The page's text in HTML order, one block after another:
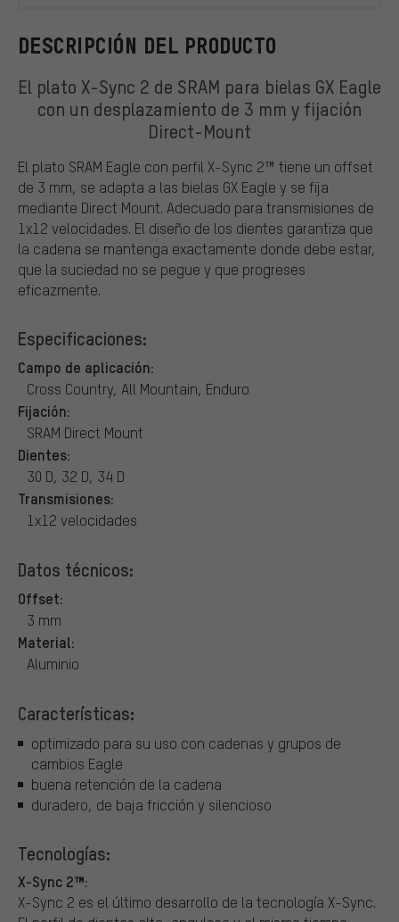
DESCRIPCIÓN DEL PRODUCTO
El plato X-Sync 2 de SRAM para bielas GX Eagle
con un desplazamiento de 3 mm y fijación
Direct-Mount
El plato SRAM Eagle con perfil X-Sync 2™ tiene un offset
de 3 mm, se adapta a las bielas GX Eagle y se fija
mediante Direct Mount. Adecuado para transmisiones de
1x12 velocidades. El diseño de los dientes garantiza que
la cadena se mantenga exactamente donde debe estar,
que la suciedad no se pegue y que progreses
eficazmente.
Especificaciones:
Campo de aplicación:
Cross Country, All Mountain, Enduro
Fijación:
SRAM Direct Mount
Dientes:
30 D, 32 D, 34 D
Transmisiones:
1x12 velocidades
Datos técnicos:
Offset:
3 mm
Material:
Aluminio
Características:
optimizado para su uso con cadenas y grupos de
cambios Eagle
buena retención de la cadena
duradero, de baja fricción y silencioso
Tecnologías:
X-Sync 2™:
X-Sync 2 es el último desarrollo de la tecnología X-Sync.